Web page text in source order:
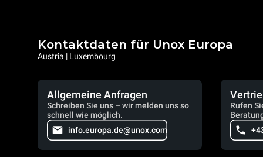
Kontaktdaten für Unox Europa
Austria | Luxembourg
Allgemeine Anfragen
Schreiben Sie uns – wir melden uns so
schnell wie möglich.
info.europa.de@unox.com
Rufen